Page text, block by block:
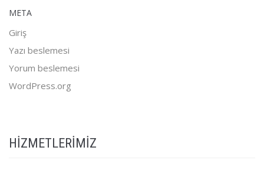
META
Giriş
Yazı beslemesi
Yorum beslemesi
WordPress.org
HIZMETLERIMIZ